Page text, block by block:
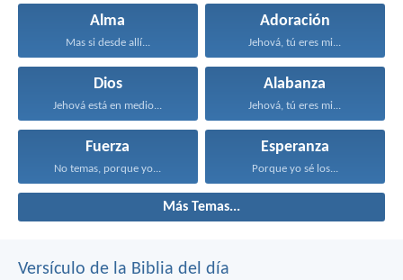
Alma
Mas si desde allí...
Adoración
Jehová, tú eres mi...
Dios
Jehová está en medio...
Alabanza
Jehová, tú eres mi...
Fuerza
No temas, porque yo...
Esperanza
Porque yo sé los...
Más Temas...
Versículo de la Biblia del día